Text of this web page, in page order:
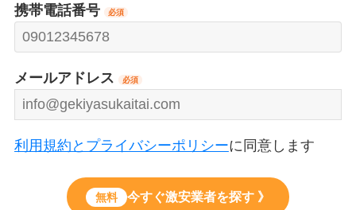
携帯電話番号 必須
メールアドレス 必須
利用規約とプライバシーポリシーに同意します
無料 今すぐ激安業者を探す 》